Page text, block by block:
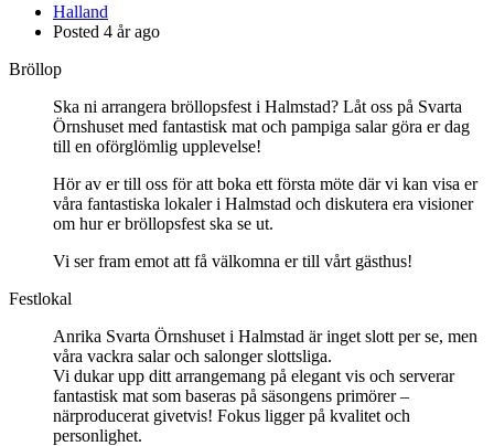
Halland
Posted 4 år ago
Bröllop
Ska ni arrangera bröllopsfest i Halmstad? Låt oss på Svarta
Örnshuset med fantastisk mat och pampiga salar göra er dag
till en oförglömlig upplevelse!
Hör av er till oss för att boka ett första möte där vi kan visa er
våra fantastiska lokaler i Halmstad och diskutera era visioner
om hur er bröllopsfest ska se ut.
Vi ser fram emot att få välkomna er till vårt gästhus!
Festlokal
Anrika Svarta Örnshuset i Halmstad är inget slott per se, men
våra vackra salar och salonger slottsliga.
Vi dukar upp ditt arrangemang på elegant vis och serverar
fantastisk mat som baseras på säsongens primörer –
närproducerat givetvis! Fokus ligger på kvalitet och
personlighet.